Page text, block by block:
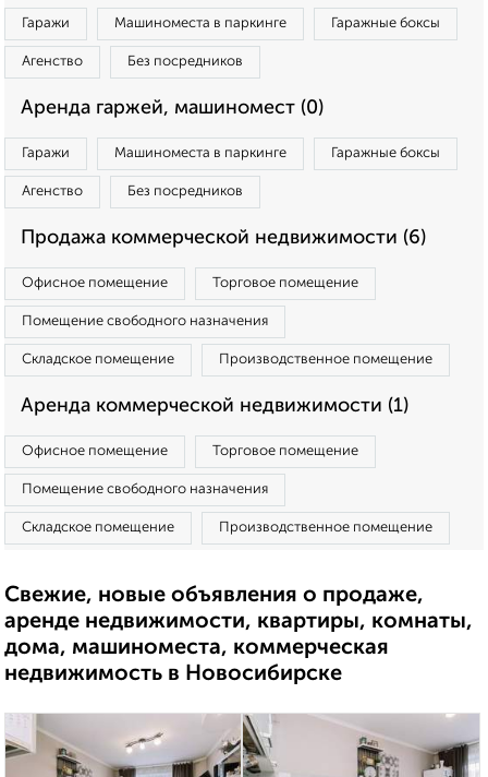
Гаражи Машиноместа в паркинге Гаражные боксы
Агенство Без посредников
Аренда гаржей, машиномест (0)
Гаражи Машиноместа в паркинге Гаражные боксы
Агенство Без посредников
Продажа коммерческой недвижимости (6)
Офисное помещение Торговое помещение
Помещение свободного назначения
Складское помещение Производственное помещение
Аренда коммерческой недвижимости (1)
Офисное помещение Торговое помещение
Помещение свободного назначения
Складское помещение Производственное помещение
Свежие, новые объявления о продаже,
аренде недвижимости, квартиры, комнаты,
дома, машиноместа, коммерческая
недвижимость в Новосибирске